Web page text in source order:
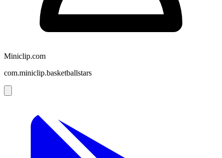
Miniclip.com
com.miniclip.basketballstars